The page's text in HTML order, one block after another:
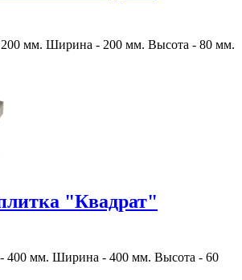
200 мм. Ширина - 200 мм. Высота - 80 мм.
"Квадрат"
- 400 мм. Ширина - 400 мм. Высота - 60